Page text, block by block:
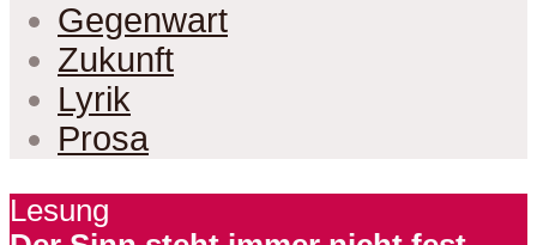
Gegenwart
Zukunft
Lyrik
Prosa
Lesung